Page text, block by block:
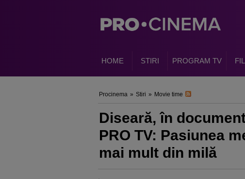
HOME STIRI PROGRAM TV
Procinema » Stiri » Movie time
Diseară, în
PRO TV: Pasiunea
mai mult din milă